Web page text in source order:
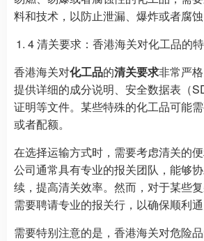
料和技术，以防止泄漏、爆炸或者腐蚀
4 清关要求：香港海关对化工品的
香港海关对化工品的清关要求非常严
提供详细的成分说明、安全数据表（
证明等文件。某些特殊的化工品可能
或者配额。
在选择运输方式时，需要考虑清关的
公司通常具有专业的报关团队，能够
续，提高清关效率。然而，对于某些
需要聘请专业的报关行，以确保顺利通
需要特别注意的是，香港海关对危险